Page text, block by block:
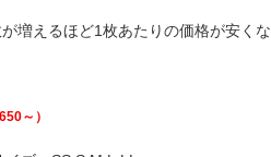
増えるほど1枚あたりの価格が安くな
～）